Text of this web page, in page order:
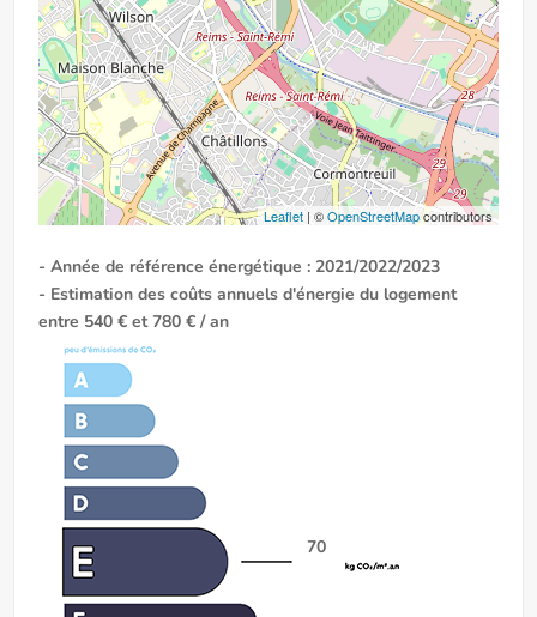
Leaflet| ©OpenStreetMapcontributors
- Année de référence énergétique : 2021/2022/2023
- Estimation des coûts annuels d'énergie du logement
entre 540 € et 780 € / an
70